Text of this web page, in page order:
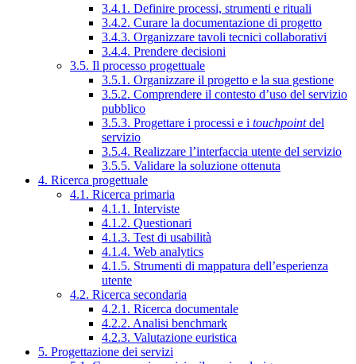
3.4.1. Definire processi, strumenti e rituali
3.4.2. Curare la documentazione di progetto
3.4.3. Organizzare tavoli tecnici collaborativi
3.4.4. Prendere decisioni
3.5. Il processo progettuale
3.5.1. Organizzare il progetto e la sua gestione
3.5.2. Comprendere il contesto d’uso del servizio
pubblico
3.5.3. Progettare i processi e i touchpointdel
servizio
3.5.4. Realizzare l’interfaccia utente del servizio
3.5.5. Validare la soluzione ottenuta
4. Ricerca progettuale
4.1. Ricerca primaria
4.1.1. Interviste
4.1.2. Questionari
4.1.3. Test di usabilità
4.1.4. Web analytics
4.1.5. Strumenti di mappatura dell’esperienza
utente
4.2. Ricerca secondaria
4.2.1. Ricerca documentale
4.2.2. Analisi benchmark
4.2.3. Valutazione euristica
5. Progettazione dei servizi